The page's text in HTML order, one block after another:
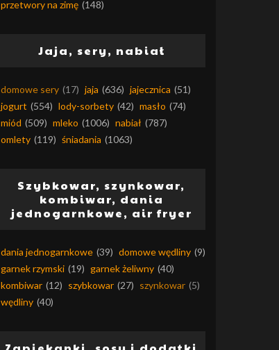
przetwory na zimę (148)
Jaja, sery, nabiał
domowe sery (17) jaja (636) jajecznica (51)
jogurt (554) lody-sorbety (42) masło (74)
miód (509) mleko (1006) nabiał (787)
omlety (119) śniadania (1063)
Szybkowar, szynkowar,
kombiwar, dania
jednogarnkowe, air fryer
dania jednogarnkowe (39) domowe wędliny (9)
garnek rzymski (19) garnek żeliwny (40)
kombiwar (12) szybkowar (27) szynkowar (5)
wędliny (40)